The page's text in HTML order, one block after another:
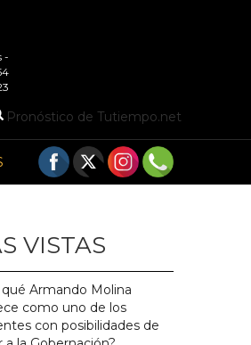
-
Pronóstico de Tutiempo.net
VISTAS
Armando Molina
como uno de los
con posibilidades de